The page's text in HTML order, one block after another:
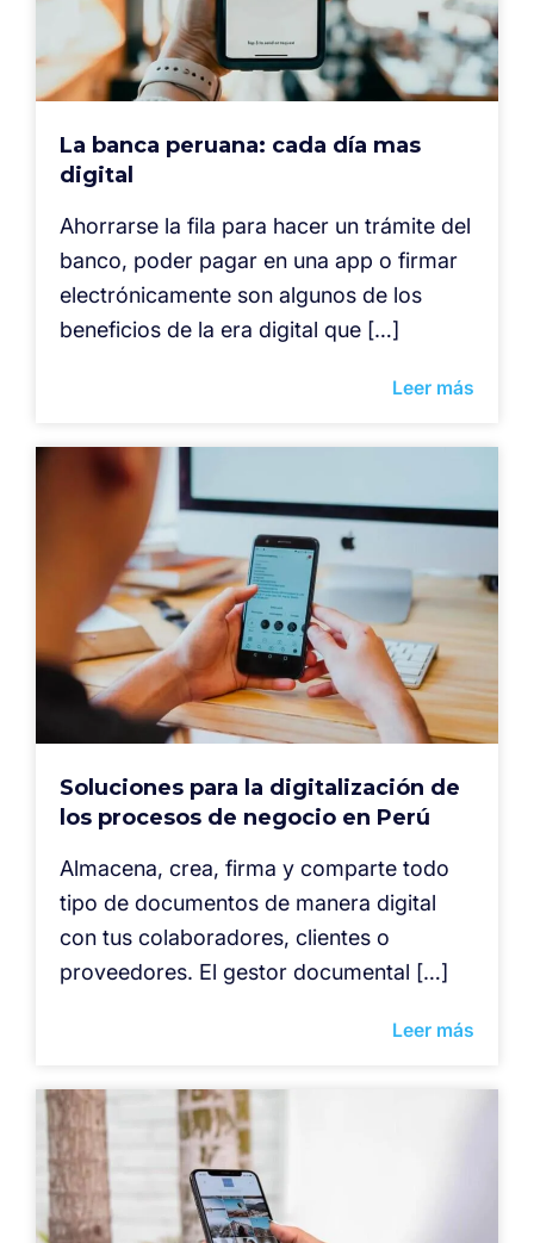
La banca peruana: cada día mas
digital
Ahorrarse la fila para hacer un trámite del
banco, poder pagar en una app o firmar
electrónicamente son algunos de los
beneficios de la era digital que […]
Leer más
Soluciones para la digitalización de
los procesos de negocio en Perú
Almacena, crea, firma y comparte todo
tipo de documentos de manera digital
con tus colaboradores, clientes o
proveedores. El gestor documental […]
Leer más